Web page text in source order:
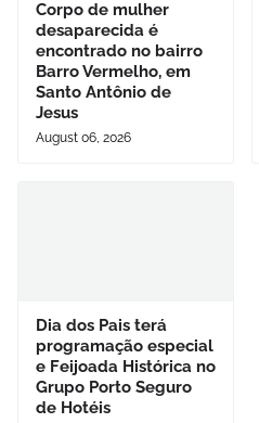
Corpo de mulher
desaparecida é
encontrado no bairro
Barro Vermelho, em
Santo Antônio de
Jesus
August 06, 2026
Dia dos Pais terá
programação especial
e Feijoada Histórica no
Grupo Porto Seguro
de Hotéis